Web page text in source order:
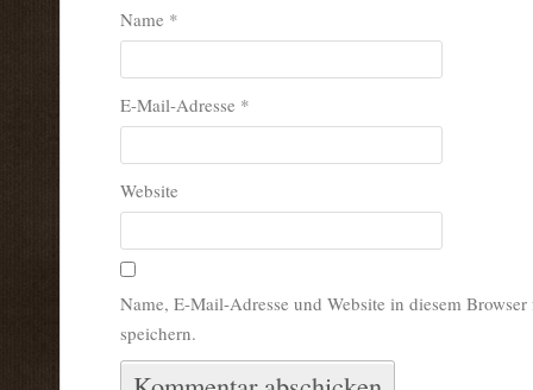
Name *
E-Mail-Adresse *
Website
Name, E-Mail-Adresse und Website in diesem
speichern.